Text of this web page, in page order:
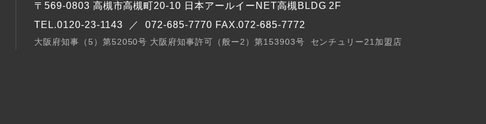
〒569-0803 高槻市高槻町20-10 日本アールイーNET高槻BLDG 2F
TEL.0120-23-1143 ／ 072-685-7770 FAX.072-685-7772
大阪府知事（5）第52050号 大阪府知事許可（般ー2）第153903号 センチュリー21加盟店